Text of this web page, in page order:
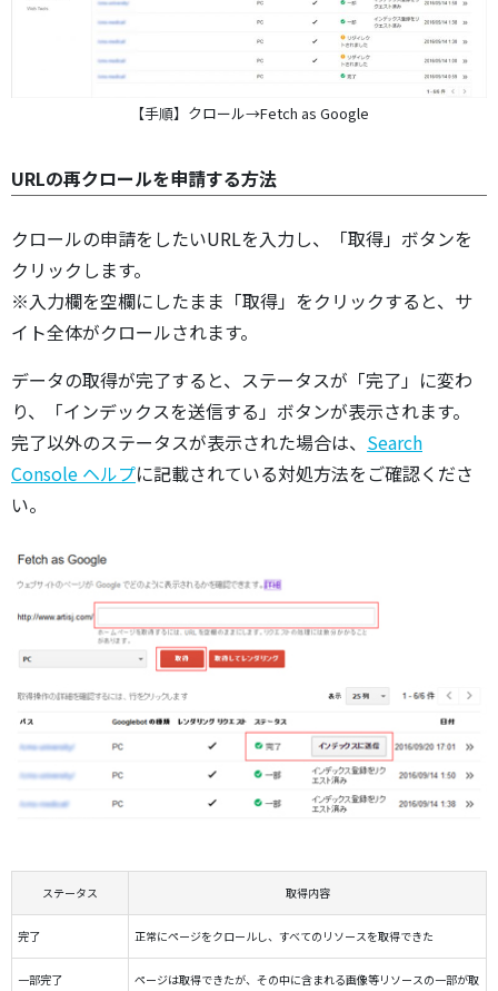
【手順】クロール→Fetch as Google
URLの再クロールを申請する方法
クロールの申請をしたいURLを入力し、「取得」ボタンを
クリックします。
※入力欄を空欄にしたまま「取得」をクリックすると、サ
イト全体がクロールされます。
データの取得が完了すると、ステータスが「完了」に変わ
り、「インデックスを送信する」ボタンが表示されます。
完了以外のステータスが表示された場合は、 Search
Console ヘルプに記載されている対処方法をご確認くださ
い。
ステータス 取得内容
完了 正常にページをクロールし、すべてのリソースを取得できた
一部完了 ページは取得できたが、その中に含まれる画像等リソースの一部が取